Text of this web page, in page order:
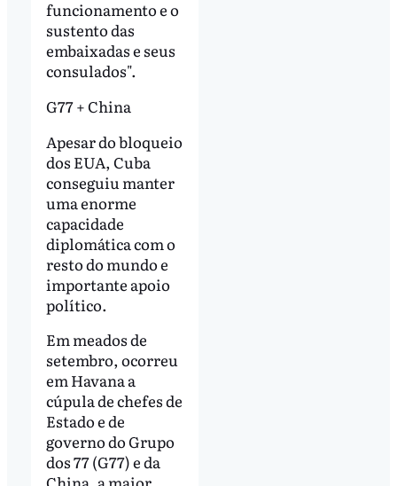
funcionamento e o
sustento das
embaixadas e seus
consulados".
G77 + China
Apesar do bloqueio
dos EUA, Cuba
conseguiu manter
uma enorme
capacidade
diplomática com o
resto do mundo e
importante apoio
político.
Em meados de
setembro, ocorreu
em Havana a
cúpula de chefes de
Estado e de
governo do Grupo
dos 77 (G77) e da